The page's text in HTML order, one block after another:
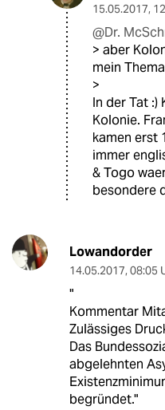
15.05.2017,
@Dr.
> aber
mein Thema
>
In der Tat :)
Kolonie.
kamen erst
immer
& Togo
besondere
Lowandorder
14.05.2017, 08:05
"
Kommentar
Zulässiges
Das
abgelehnten
begründet."